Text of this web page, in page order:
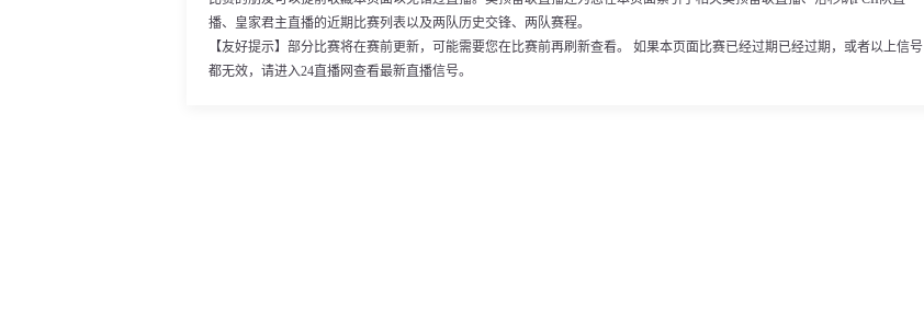
播、皇家君主直播的近期比赛列表以及两队历史交锋、两队赛程。
【友好提示】部分比赛将在赛前更新，可能需要您在比赛前再刷新查看。 如果本页面比赛已经过期已经过期，或者以上信号
都无效，请进入24直播网查看最新直播信号。